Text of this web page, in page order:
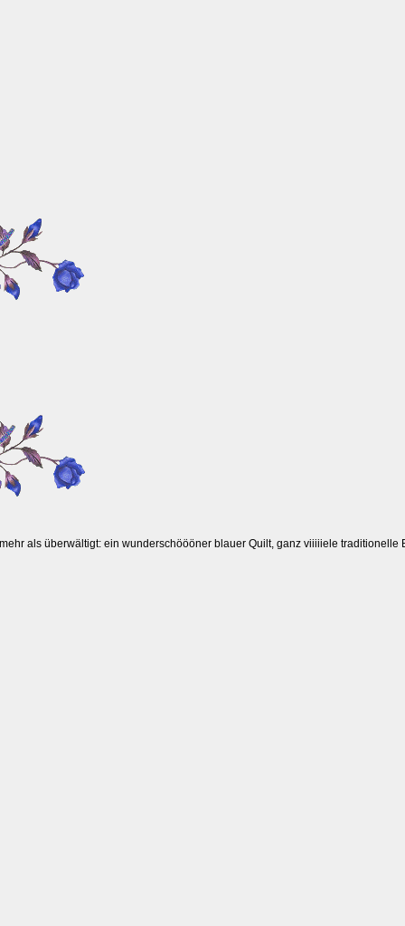
als überwältigt: ein wunderschöööner blauer Quilt, ganz viiiiiele traditionelle